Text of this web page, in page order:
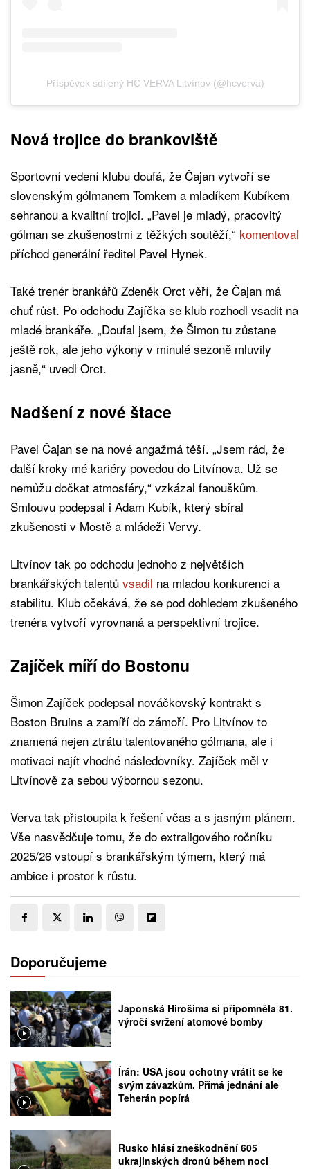
Příspěvek sdílený HC VERVA Litvínov (@hcverva)
Nová trojice do brankoviště
Sportovní vedení klubu doufá, že Čajan vytvoří se
slovenským gólmanem Tomkem a mladíkem Kubíkem
sehranou a kvalitní trojici. „Pavel je mladý, pracovitý
gólman se zkušenostmi z těžkých soutěží,“ komentoval
příchod generální ředitel Pavel Hynek.
Také trenér brankářů Zdeněk Orct věří, že Čajan má
chuť růst. Po odchodu Zajíčka se klub rozhodl vsadit na
mladé brankáře. „Doufal jsem, že Šimon tu zůstane
ještě rok, ale jeho výkony v minulé sezoně mluvily
jasně,“ uvedl Orct.
Nadšení z nové štace
Pavel Čajan se na nové angažmá těší. „Jsem rád, že
další kroky mé kariéry povedou do Litvínova. Už se
nemůžu dočkat atmosféry,“ vzkázal fanouškům.
Smlouvu podepsal i Adam Kubík, který sbíral
zkušenosti v Mostě a mládeži Vervy.
Litvínov tak po odchodu jednoho z největších
brankářských talentů vsadil na mladou konkurenci a
stabilitu. Klub očekává, že se pod dohledem zkušeného
trenéra vytvoří vyrovnaná a perspektivní trojice.
Zajíček míří do Bostonu
Šimon Zajíček podepsal nováčkovský kontrakt s
Boston Bruins a zamíří do zámoří. Pro Litvínov to
znamená nejen ztrátu talentovaného gólmana, ale i
motivaci najít vhodné následovníky. Zajíček měl v
Litvínově za sebou výbornou sezonu.
Verva tak přistoupila k řešení včas a s jasným plánem.
Vše nasvědčuje tomu, že do extraligového ročníku
2025/26 vstoupí s brankářským týmem, který má
ambice i prostor k růstu.
Doporučujeme
Japonská Hirošima si připomněla 81.
výročí svržení atomové bomby
Írán: USA jsou ochotny vrátit se ke
svým závazkům. Přímá jednání ale
Teherán popírá
Rusko hlásí zneškodnění 605
ukrajinských dronů během noci